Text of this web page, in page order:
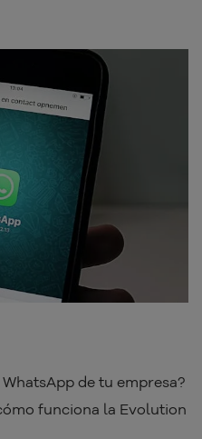
de tu empresa?
funciona la Evolution